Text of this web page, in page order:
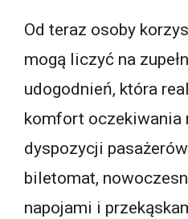
Od teraz osoby
mogą liczyć na
udogodnień, która
komfort oczekiwania
dyspozycji
biletomat,
napojami i